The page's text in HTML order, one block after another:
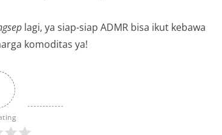
lagi, ya siap-siap ADMR bisa ikut kebawa
komoditas ya!